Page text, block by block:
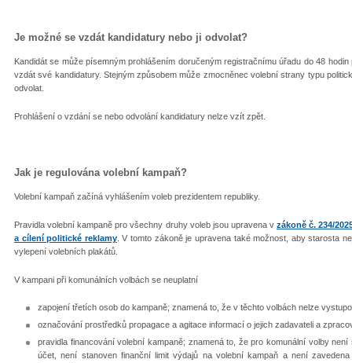
Je možné se vzdát kandidatury nebo ji odvolat?
Kandidát se může písemným prohlášením doručeným registračnímu úřadu do 48
vzdát své kandidatury. Stejným způsobem může zmocněnec volební strany typu
odvolat.
Prohlášení o vzdání se nebo odvolání kandidatury nelze vzít zpět.
Jak je regulována volební kampaň?
Volební kampaň začíná vyhlášením voleb prezidentem republiky.
Pravidla volební kampaně pro všechny druhy voleb jsou upravena vzákoně č. 234/
a cílení politické reklamy. V tomto zákoně je upravena také možnost, aby starosta
vylepení volebních plakátů.
V kampani při komunálních volbách se neuplatní
zapojení třetích osob do kampaně; znamená to, že v těchto volbách nelze
označování prostředků propagace a agitace informací o jejich zadavateli a
pravidla financování volební kampaně; znamená to, že pro komunální volby
účet, není stanoven finanční limit výdajů na volební kampaň a není